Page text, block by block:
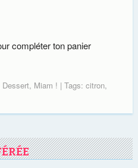
compléter ton panier
Dessert, Miam ! | Tags: citron,